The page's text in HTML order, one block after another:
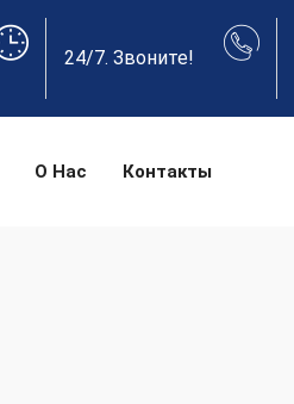
24/7. Звоните!
О Нас Контакты